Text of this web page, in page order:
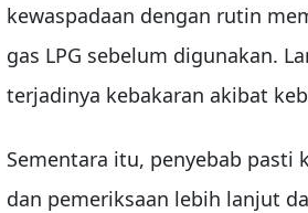
kewaspadaan dengan rutin
gas LPG sebelum digunakan.
terjadinya kebakaran akibat
Sementara itu, penyebab pasti
dan pemeriksaan lebih lanjut